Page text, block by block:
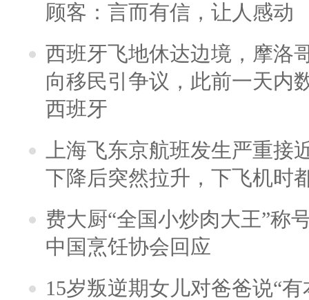
顾客：言而有信，让人感动
西班牙飞地休达边境，摩洛
向移民引争议，此前一天内
西班牙
上海飞东京航班发生严重接
下降后突然拉升，下飞机时
费大厨“全国小炒肉大王”称
中国烹饪协会回应
15岁叛逆期女儿对爸爸说“